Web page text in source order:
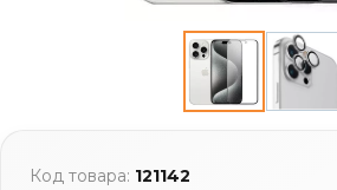
Код товара: 121142